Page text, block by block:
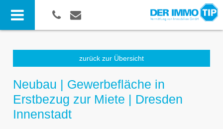
zurück zur Übersicht
Neubau | Gewerbefläche in
Erstbezug zur Miete | Dresden
Innenstadt